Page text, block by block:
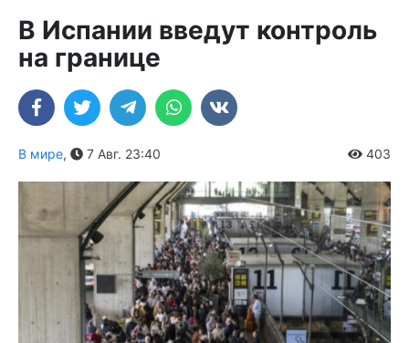
В Испании введут контроль
на границе
В мире, 7 Авг. 23:40 403